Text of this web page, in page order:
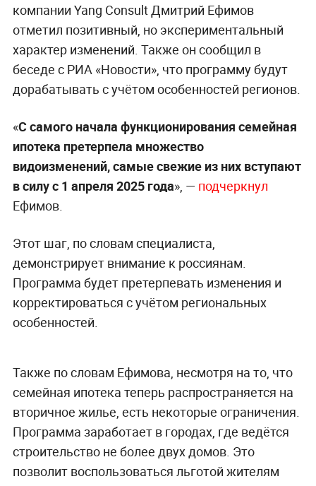
компании Yang Consult Дмитрий Ефимов
отметил позитивный, но экспериментальный
характер изменений. Также он сообщил в
беседе с РИА «Новости», что программу будут
дорабатывать с учётом особенностей регионов.
«С самого начала функционирования семейная
ипотека претерпела множество
видоизменений, самые свежие из них вступают
в силу с 1 апреля 2025 года», — подчеркнул
Ефимов.
Этот шаг, по словам специалиста,
демонстрирует внимание к россиянам.
Программа будет претерпевать изменения и
корректироваться с учётом региональных
особенностей.
Также по словам Ефимова, несмотря на то, что
семейная ипотека теперь распространяется на
вторичное жилье, есть некоторые ограничения.
Программа заработает в городах, где ведётся
строительство не более двух домов. Это
позволит воспользоваться льготой жителям